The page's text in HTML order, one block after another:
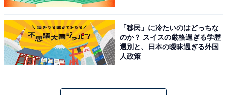
「移民」に冷たいのはどっちな
のか？ スイスの厳格過ぎる学歴
選別と、日本の曖昧過ぎる外国
人政策